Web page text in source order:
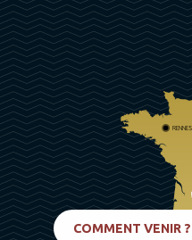
RENNES
COMMENT VENIR ?